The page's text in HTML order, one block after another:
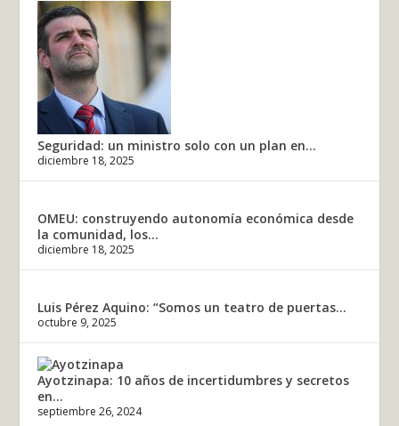
Seguridad: un ministro solo con un plan en...
diciembre 18, 2025
OMEU: construyendo autonomía económica desde
la comunidad, los...
diciembre 18, 2025
Luis Pérez Aquino: “Somos un teatro de puertas...
octubre 9, 2025
Ayotzinapa: 10 años de incertidumbres y secretos
en...
septiembre 26, 2024